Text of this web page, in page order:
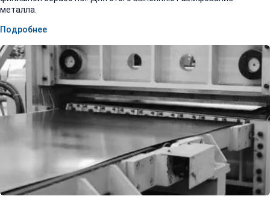
металла.
Подробнее